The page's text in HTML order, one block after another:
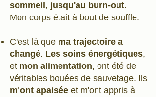
sommeil , jusqu'au burn-out.
Mon corps était à bout de souffle.
C'est là que ma trajectoire a
changé. Les soins énergétiques,
et mon alimentation, ont été de
véritables bouées de sauvetage. Ils
m’ont apaisée et m'ont appris à